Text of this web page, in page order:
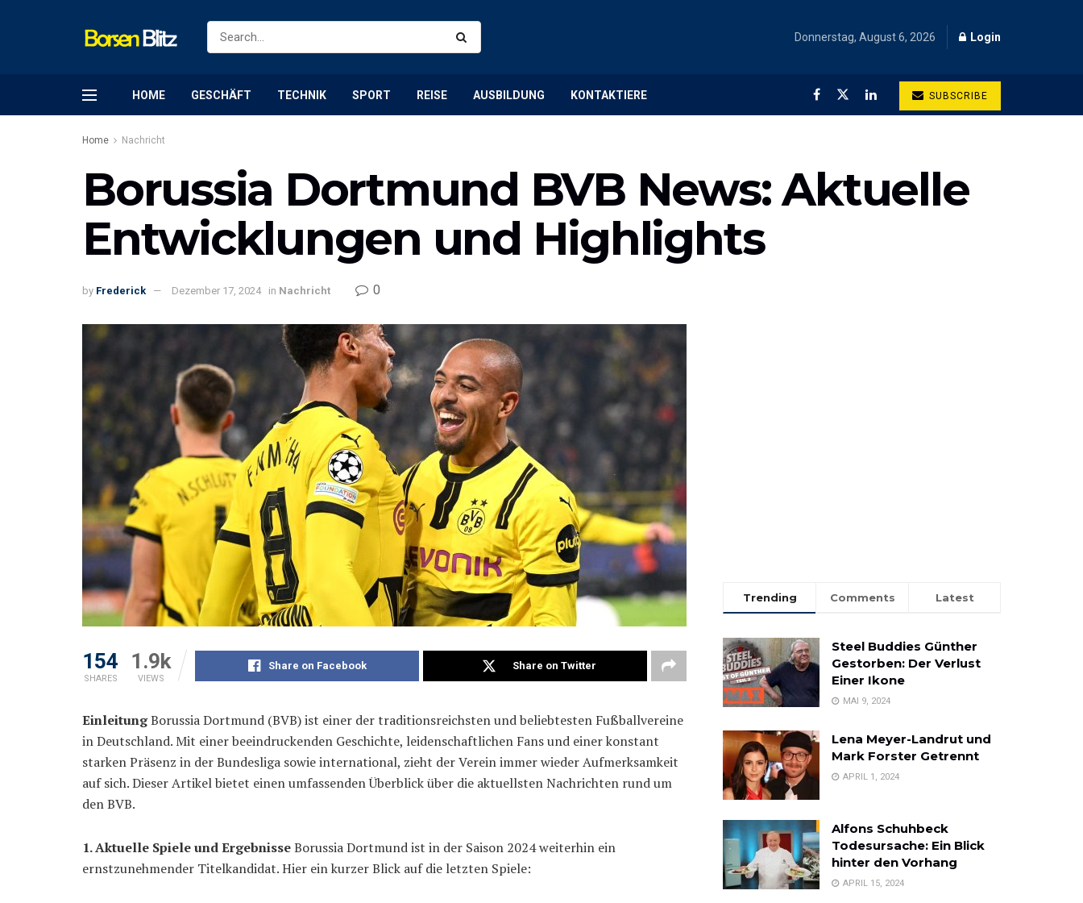
Donnerstag, August 6, 2026 Login
HOME GESCHÄFT TECHNIK SPORT REISE AUSBILDUNG KONTAKTIERE SUBSCRIBE
Home Nachricht
Borussia Dortmund BVB News: Aktuelle
Entwicklungen und Highlights
by Frederick Dezember 17, 2024 in Nachricht 0
154
SHARES
1.9k
VIEWS
Share on Facebook Share on Twitter
EinleitungBorussia Dortmund (BVB) ist einer der traditionsreichsten und beliebtesten Fußballvereine
in Deutschland. Mit einer beeindruckenden Geschichte, leidenschaftlichen Fans und einer konstant
starken Präsenz in der Bundesliga sowie international, zieht der Verein immer wieder Aufmerksamkeit
auf sich. Dieser Artikel bietet einen umfassenden Überblick über die aktuellsten Nachrichten rund um
den BVB.
1. Aktuelle Spiele und ErgebnisseBorussia Dortmund ist in der Saison 2024 weiterhin ein
ernstzunehmender Titelkandidat. Hier ein kurzer Blick auf die letzten Spiele:
Trending Comments Latest
Steel Buddies Günther
Gestorben: Der Verlust
Einer Ikone
MAI 9, 2024
Lena Meyer-Landrut und
Mark Forster Getrennt
APRIL 1, 2024
Alfons Schuhbeck
Todesursache: Ein Blick
hinter den Vorhang
APRIL 15, 2024